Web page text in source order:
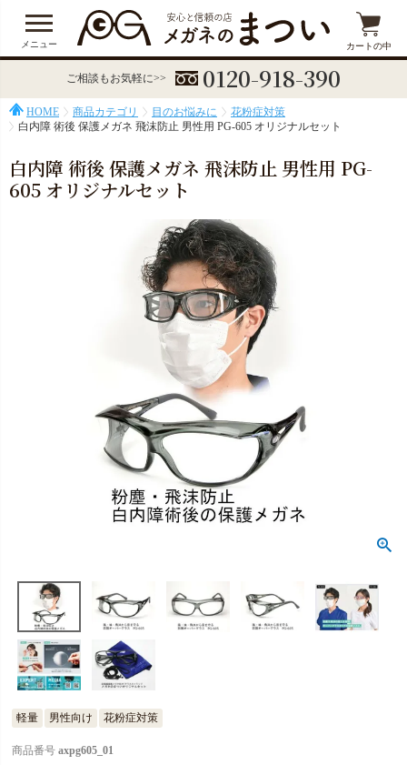
メニュー カートの中
ご相談もお気軽に>> 0120-918-390
HOME 商品カテゴリ 目のお悩みに
花粉症対策
白内障 術後 保護メガネ 飛沫防止 男性用 PG-605 オリジナルセット
白内障 術後 保護メガネ 飛沫防止 男性用 PG-
605 オリジナルセット
軽量 男性向け 花粉症対策
商品番号 axpg605_01